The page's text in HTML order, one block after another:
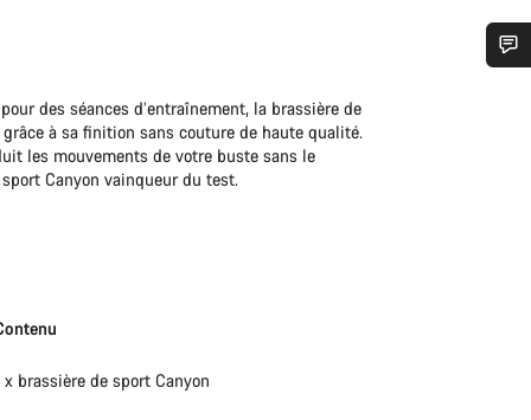
des séances d’entraînement, la brassière de
à sa finition sans couture de haute qualité.
les mouvements de votre buste sans le
Canyon vainqueur du test.
x brassière de sport Canyon
du service client vous attendent pour répondre à vos questions.